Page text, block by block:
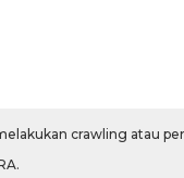
crawling atau